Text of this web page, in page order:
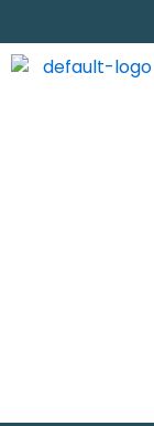
to
content